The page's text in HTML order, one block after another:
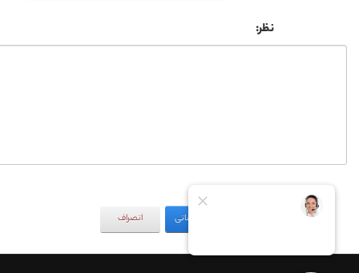
نظر:
به‌روزرسانی انصراف